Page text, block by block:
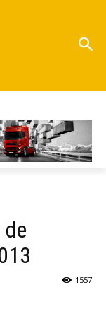
1557